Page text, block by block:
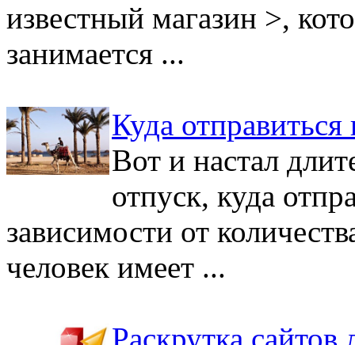
известный магазин >,
занимается ...
Куда
Вот и настал
отпуск, куда
зависимости от
человек имеет ...
Раскрутка